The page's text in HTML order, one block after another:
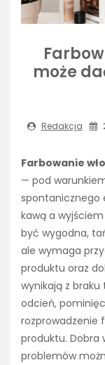
może
Redakcja
Farbowanie
— pod
spontanicznego
kawą a
być wygodna,
ale wymaga
produktu oraz
wynikają z
odcień,
rozprowadzenie
produktu. Dobra
problemów